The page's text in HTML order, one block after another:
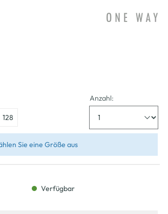
128
Anzahl:
Sie eine Größe aus
Verfügbar